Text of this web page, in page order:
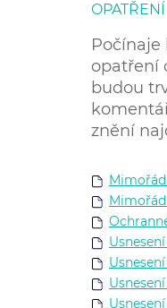
OPATŘENÍ
opatření
budou
znění